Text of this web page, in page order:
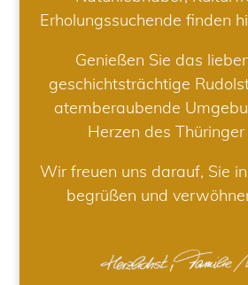
Erholungssuchende finden
Genießen Sie das
geschichtsträchtige
atemberaubende
Herzen des
Wir freuen uns darauf, Sie
begrüßen und